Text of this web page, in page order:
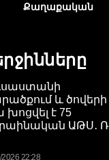
Քաղաքական
և ծովերի
խոցվել է 75
ԱԹՍ․
22:28